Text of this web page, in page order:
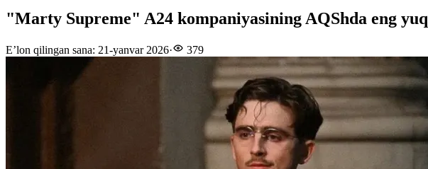
"Marty Supreme" A24 kompaniyasining AQShda eng
E’lon qilingan sana: 21-yanvar 2026· 379